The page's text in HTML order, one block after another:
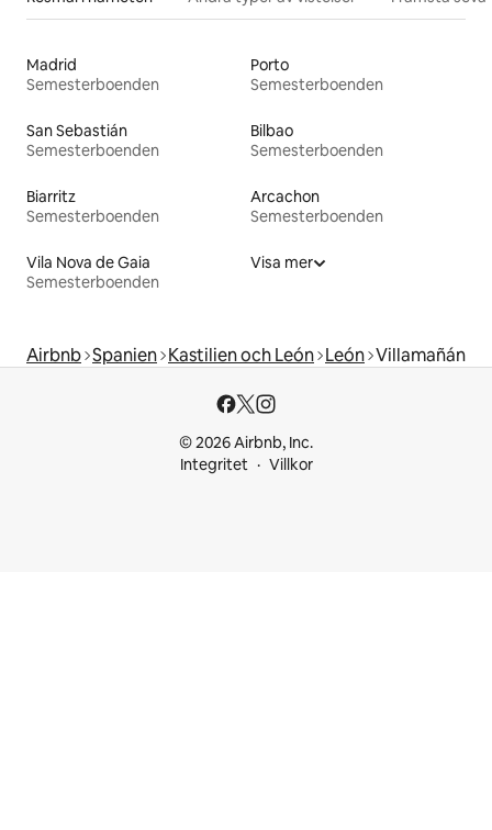
Madrid
Semesterboenden
Porto
Semesterboenden
San Sebastián
Semesterboenden
Bilbao
Semesterboenden
Biarritz
Semesterboenden
Arcachon
Semesterboenden
Vila Nova de Gaia
Semesterboenden
Visa mer
Airbnb Spanien Kastilien och León León Villamañán
© 2026 Airbnb, Inc.
Integritet
Villkor